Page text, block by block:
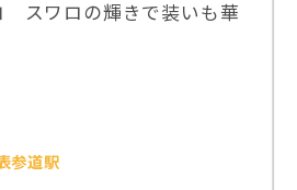
スワロの輝きで装いも華
参道駅